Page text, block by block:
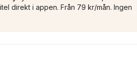
direkt i appen. Från 79 kr/mån. Ingen